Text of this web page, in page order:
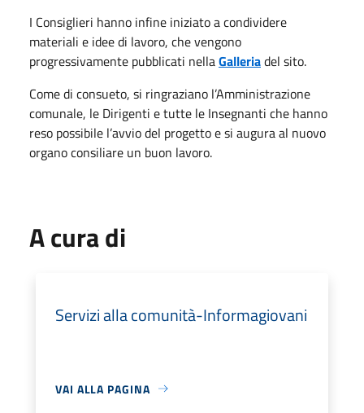
I Consiglieri hanno infine iniziato a condividere
materiali e idee di lavoro, che vengono
progressivamente pubblicati nellaGalleriadel sito.
Come di consueto, si ringraziano l’Amministrazione
comunale, le Dirigenti e tutte le Insegnanti che hanno
reso possibile l’avvio del progetto e si augura al nuovo
organo consiliare un buon lavoro.
A cura di
Servizi alla comunità-Informagiovani
VAI ALLA PAGINA